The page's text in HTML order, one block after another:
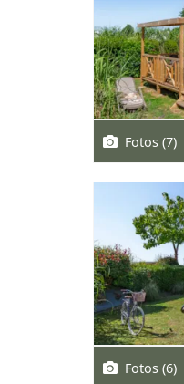
Fotos (7)
Fotos (6)